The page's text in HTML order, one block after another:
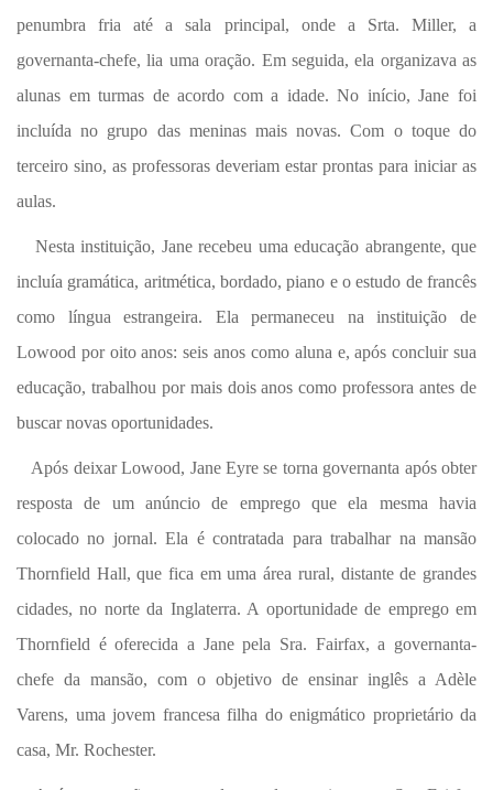
penumbra fria até a sala principal, onde a Srta. Miller, a
governanta-chefe, lia uma oração. Em seguida, ela organizava as
alunas em turmas de acordo com a idade. No início, Jane foi
incluída no grupo das meninas mais novas. Com o toque do
terceiro sino, as professoras deveriam estar prontas para iniciar as
aulas.
Nesta instituição, Jane recebeu uma educação abrangente, que
incluía gramática, aritmética, bordado, piano e o estudo de francês
como língua estrangeira. Ela permaneceu na instituição de
Lowood por oito anos: seis anos como aluna e, após concluir sua
educação, trabalhou por mais dois anos como professora antes de
buscar novas oportunidades.
Após deixar Lowood, Jane Eyre se torna governanta após obter
resposta de um anúncio de emprego que ela mesma havia
colocado no jornal. Ela é contratada para trabalhar na mansão
Thornfield Hall, que fica em uma área rural, distante de grandes
cidades, no norte da Inglaterra. A oportunidade de emprego em
Thornfield é oferecida a Jane pela Sra. Fairfax, a governanta-
chefe da mansão, com o objetivo de ensinar inglês a Adèle
Varens, uma jovem francesa filha do enigmático proprietário da
casa, Mr. Rochester.